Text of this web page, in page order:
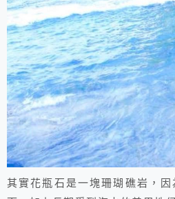
其實花瓶石是一塊珊瑚礁岩，